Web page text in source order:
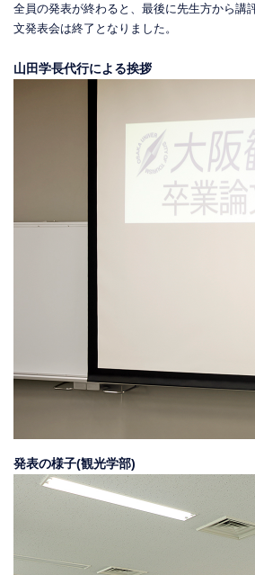
全員の発表が終わると、最後に先生方から講
文発表会は終了となりました。
山田学長代行による挨拶
発表の様子(観光学部)